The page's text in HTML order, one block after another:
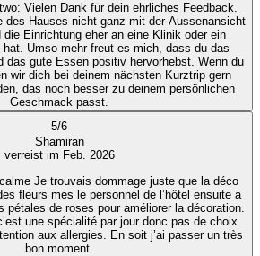
: Vielen Dank für dein ehrliches Feedback.
des Hauses nicht ganz mit der Aussenansicht
Einrichtung eher an eine Klinik oder ein
hat. Umso mehr freut es mich, dass du das
das gute Essen positiv hervorhebst. Wenn du
wir dich bei deinem nächsten Kurztrip gern
das noch besser zu deinem persönlichen
Geschmack passt.
5/6
Shamiran
verreist im Feb. 2026
que la déco
fleurs mes le personnel de l’hôtel ensuite a
pétales de roses pour améliorer la décoration.
une spécialité par jour donc pas de choix
En soit j’ai passer un très
bon moment.